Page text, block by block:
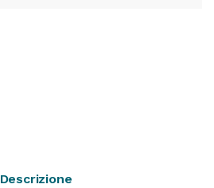
Descrizione